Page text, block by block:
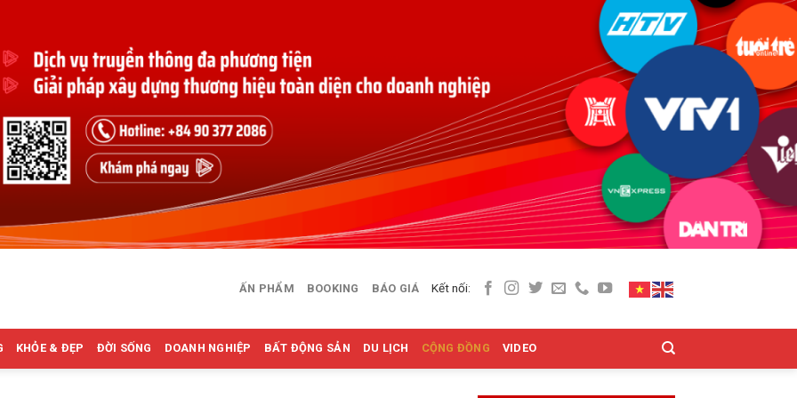
ẤN PHẨM BOOKING BÁO GIÁ Kết nối:
KHỎE & ĐẸP ĐỜI SỐNG DOANH NGHIỆP BẤT ĐỘNG SẢN DU LỊCH CỘNG ĐỒNG VIDEO